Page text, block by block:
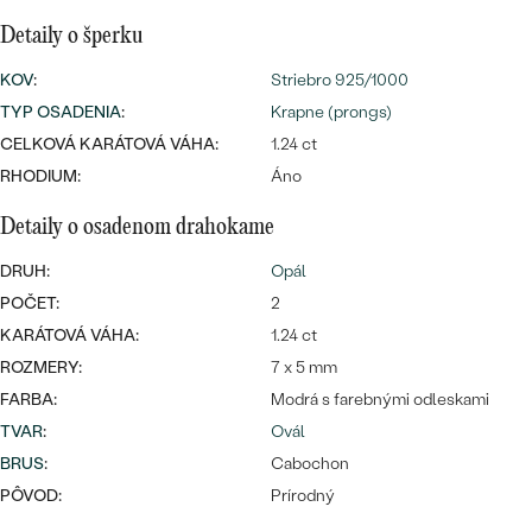
Najpredávanejšie
svadobné
obrúčky
PODĽA MATERIÁLU
ZLATO
PLATINA
STRIEBRO
S DRAHOKAMAMI
S LAB GROWN DIAMANTMI
PODĽA ŠTÝLU
SYMBOLICKÉ
MINIMALISTICKÉ
PODĽA PRÍLEŽITOSTI
CENOVO DOSTUPNÉ
LUXUSNÉ
Detaily o šperku
KOV:
Striebro 925/1000
TYP OSADENIA:
Krapne (prongs)
CELKOVÁ KARÁTOVÁ VÁHA:
1.24 ct
RHODIUM:
Áno
Detaily o osadenom drahokame
DRUH:
Opál
POČET:
2
KARÁTOVÁ VÁHA:
1.24 ct
ROZMERY:
7 x 5 mm
FARBA:
Modrá s farebnými odleskami
TVAR:
Ovál
BRUS:
Cabochon
PÔVOD:
Prírodný